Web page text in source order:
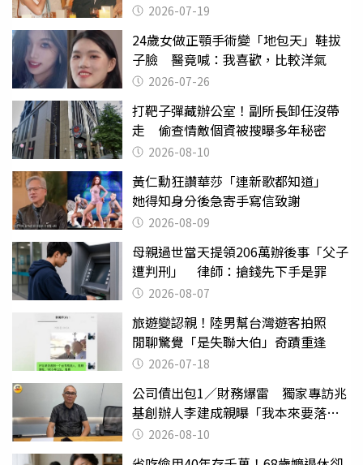
2026-07-19
24歲女做正顎手術變「地包天」鞋拔
子臉 醫竟喊：我喜歡，比較洋氣
2026-07-26
打靶子彈藏辦公室！副所長卸任沒帶
走 偷查情敵個資被搜曝多年秘密
2026-08-10
黃仁勳狂讚華莎「連新歌都知道」
她得知身分後急寄手寫信致謝
2026-08-09
母親過世當天提領206萬辦後事「父子
遭判刑」 律師：搶錢先下手是罪
2026-08-07
旅遊變認親！陸男幫台灣遊客拍照
閒聊驚覺「是失聯大伯」奇蹟重逢
2026-07-18
公司債出包1／財務爆雷 獨家專訪兆
基創辦人李建成親曝「我本來要落
跑」2026-08-10